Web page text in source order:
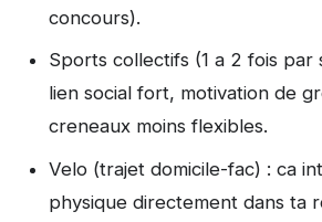
concours).
Sports collectifs (1 a 2 fois par
lien social fort, motivation de
creneaux moins flexibles.
Velo (trajet domicile-fac) : ca
physique directement dans ta